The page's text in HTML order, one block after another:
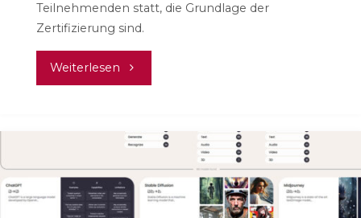
Teilnehmenden statt, die Grundlage der
Zertifizierung sind.
Weiterlesen "Kursabschluss